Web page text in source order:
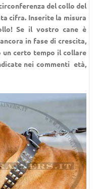
del collo del
cifra. Inserite la misura
Se il vostro cane è
in fase di crescita,
un certo tempo il collare
nei commenti età,